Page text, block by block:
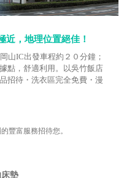
近，地理位置絕佳！
山IC出發車程約２０分鐘；
點，舒適利用。以吳竹飯店
招待・洗衣區完全免費・漫
豐富服務招待您。
墊